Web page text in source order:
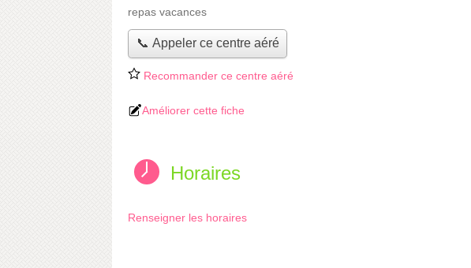
repas vacances
📞 Appeler ce centre aéré
Recommander ce centre aéré
Améliorer cette fiche
Horaires
Renseigner les horaires